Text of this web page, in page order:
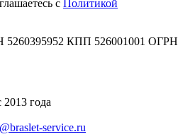
с Политикой
КПП 526001001 ОГРН
2013 года
service.ru